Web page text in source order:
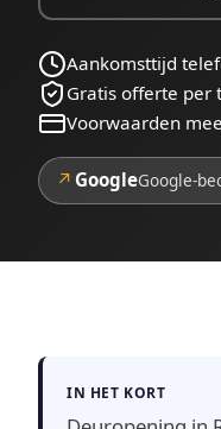
Aankomsttijd
Gratis offerte per
Voorwaarden
↗ GoogleGoogle-
IN HET KORT